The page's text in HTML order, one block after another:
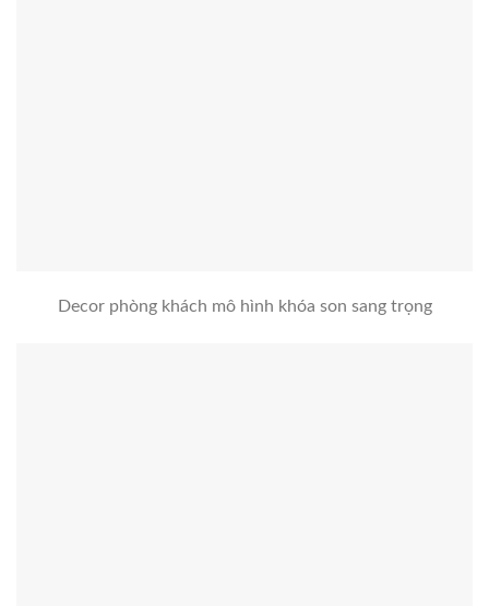
Decor phòng khách mô hình khóa son sang trọng